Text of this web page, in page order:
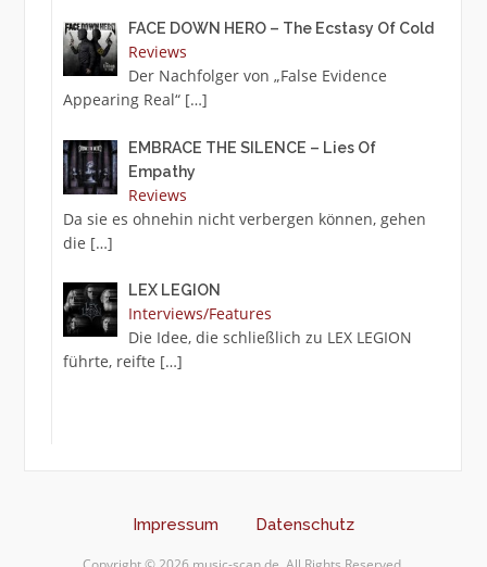
FACE DOWN HERO – The Ecstasy Of Cold
Reviews
Der Nachfolger von „False Evidence
Appearing Real“ […]
EMBRACE THE SILENCE – Lies Of
Empathy
Reviews
Da sie es ohnehin nicht verbergen können, gehen
die […]
LEX LEGION
Interviews/Features
Die Idee, die schließlich zu LEX LEGION
führte, reifte […]
Impressum Datenschutz